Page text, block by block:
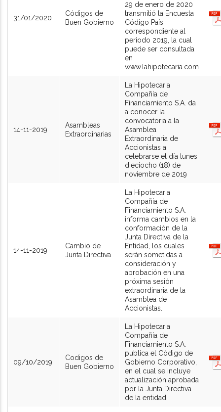
31/01/2020
Códigos de
Buen Gobierno
29 de enero de 2020
transmitió la Encuesta
Código País
correspondiente al
periodo 2019, la cual
puede ser consultada
en
www.lahipotecaria.com
14-11-2019
Asambleas
Extraordinarias
La Hipotecaria
Compañía de
Financiamiento S.A. da
a conocer la
convocatoria a la
Asamblea
Extraordinaria de
Accionistas a
celebrarse el día lunes
dieciocho (18) de
noviembre de 2019
14-11-2019
Cambio de
Junta Directiva
La Hipotecaria
Compañía de
Financiamiento S.A.
informa cambios en la
conformación de la
Junta Directiva de la
Entidad, los cuales
serán sometidas a
consideración y
aprobación en una
próxima sesión
extraordinaria de la
Asamblea de
Accionistas.
09/10/2019
Codigos de
Buen Gobierno
La Hipotecaria
Compañía de
Financiamiento S.A.
publica el Código de
Gobierno Corporativo,
en el cual se incluye
actualización aprobada
por la Junta Directiva
de la entidad.